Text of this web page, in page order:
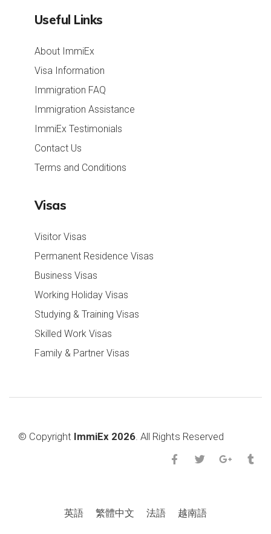
Useful Links
About ImmiEx
Visa Information
Immigration FAQ
Immigration Assistance
ImmiEx Testimonials
Contact Us
Terms and Conditions
Visas
Visitor Visas
Permanent Residence Visas
Business Visas
Working Holiday Visas
Studying & Training Visas
Skilled Work Visas
Family & Partner Visas
© Copyright ImmiEx 2026. All Rights Reserved
英語 繁體中文 法語 越南語